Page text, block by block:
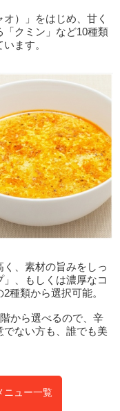
）」をはじめ、甘く
「クミン」など10種類
ます。
、素材の旨みをしっ
、もしくは濃厚なコ
種類から選択可能。
から選べるので、辛
ない方も、誰でも美
ニュー一覧